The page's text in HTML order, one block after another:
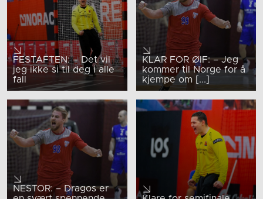
FESTAFTEN: – Det vil
jeg ikke si til deg i alle
fall
KLAR FOR ØIF: – Jeg
kommer til Norge for å
kjempe om [...]
NESTOR: – Dragos er